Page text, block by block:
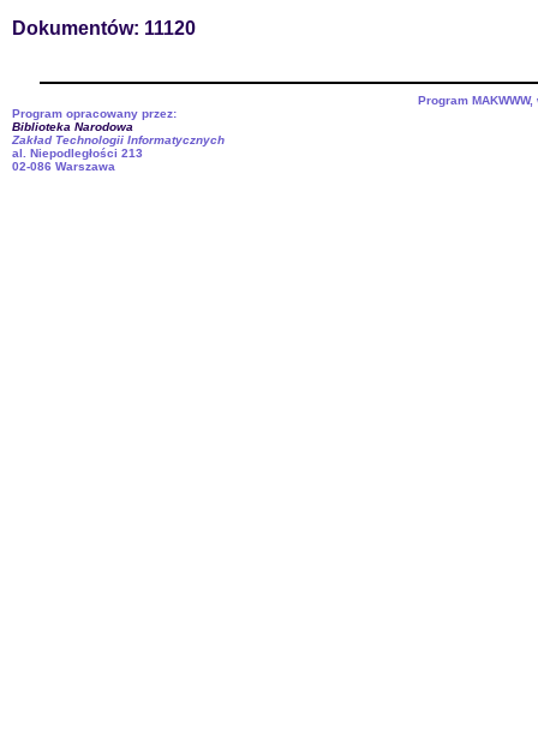
Dokumentów: 11120
Program
Program opracowany przez:
Biblioteka Narodowa
Zakład Technologii Informatycznych
al. Niepodległości 213
02-086 Warszawa